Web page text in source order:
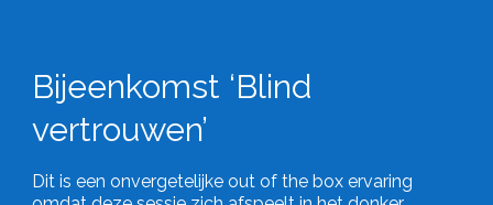
Bijeenkomst ‘Blind
vertrouwen’
Dit is een onvergetelijke out of the box ervaring